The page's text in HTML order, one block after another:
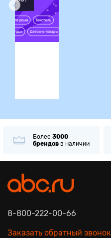
Более 3000
брендов в наличии
8-800-222-00-66
Заказать обратный звонок